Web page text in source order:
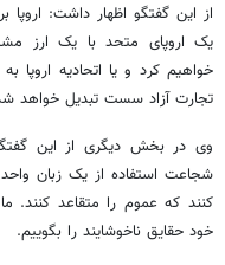
از این گفتگو اظهار داشت:
یک اروپای متحد با یک ارز
خواهیم کرد و یا اتحادیه اروپا
تجارت آزاد سست تبدیل خواهد
وی در بخش دیگری از این
شجاعت استفاده از یک زبان
کنند که عموم را متقاعد کنند.
خود حقایق ناخوشایند را بگوییم.